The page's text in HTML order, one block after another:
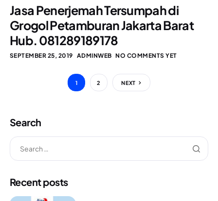
Jasa Penerjemah Tersumpah di
Grogol Petamburan Jakarta Barat
Hub. 081289189178
SEPTEMBER 25, 2019 ADMINWEB NO COMMENTS YET
1 2 NEXT
Search
Recent posts